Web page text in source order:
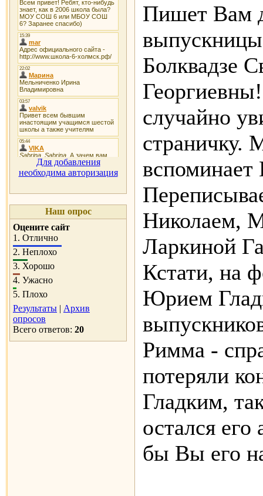
Для добавления
необходима авторизация
Наш опрос
Оцените сайт
1. Отлично
2. Неплохо
3. Хорошо
4. Ужасно
5. Плохо
Результаты | Архив
опросов
Всего ответов: 20
Пишет Вам
Болквадзе
случайно
страничку.
Николаем,
Ларкиной
Кстати, на
Юрием
Римма -
потеряли
Гладким,
остался
бы Вы его